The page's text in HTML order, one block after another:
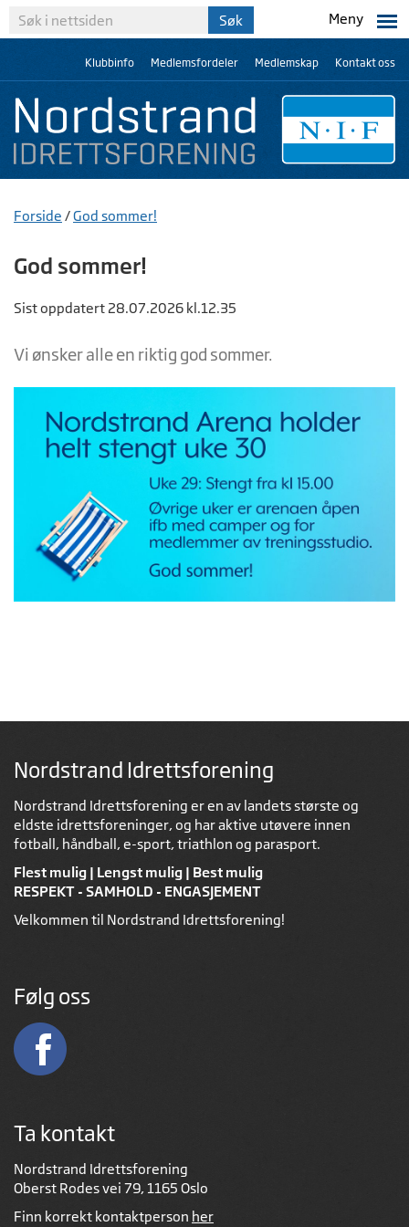
Meny
Klubbinfo Medlemsfordeler Medlemskap Kontakt oss
Forside /God sommer!
God sommer!
Sist oppdatert 28.07.2026 kl.12.35
Vi ønsker alle en riktig god sommer.
Nordstrand Idrettsforening
Nordstrand Idrettsforening er en av landets største og
eldste idrettsforeninger, og har aktive utøvere innen
fotball, håndball, e-sport, triathlon og parasport.
Flest mulig | Lengst mulig | Best mulig
RESPEKT - SAMHOLD - ENGASJEMENT
Velkommen til Nordstrand Idrettsforening!
Følg oss
Ta kontakt
Nordstrand Idrettsforening
Oberst Rodes vei 79, 1165 Oslo
Finn korrekt kontaktperson her